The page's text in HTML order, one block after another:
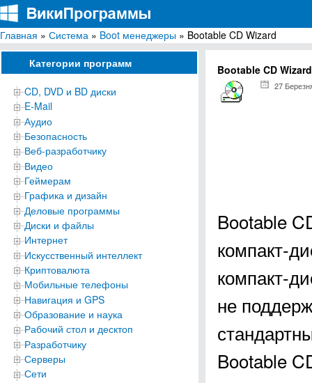
ВикиПрограммы
Энциклопедия бесплатных компьютерных программ для Windows
Главная » Система » Boot менеджеры » Bootable CD Wizard
Категории программ
CD, DVD и BD диски
E-Mail
Аудио
Безопасность
Веб-разработчику
Видео
Геймерам
Графика и дизайн
Деловые программы
Диски и файлы
Интернет
Искусственный интеллект
Криптовалюта
Мобильные телефоны
Навигация и GPS
Образование и наука
Рабочий стол и десктоп
Разработчику
Серверы
Сети
Bootable CD Wizard
27
Bootable
компакт-
компакт-
не
Bootable